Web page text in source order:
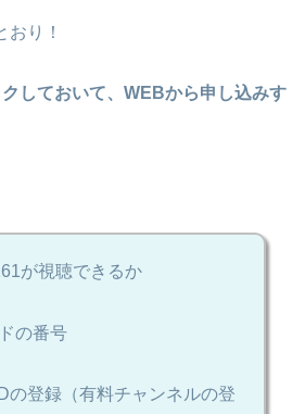
おり！
しておいて、WEBから申し込みす
が視聴できるか
の番号
の登録（有料チャンネルの登